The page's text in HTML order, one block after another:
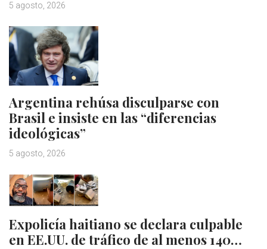
5 agosto, 2026
Argentina rehúsa disculparse con
Brasil e insiste en las “diferencias
ideológicas”
5 agosto, 2026
Expolicía haitiano se declara culpable
en EE.UU. de tráfico de al menos 140…